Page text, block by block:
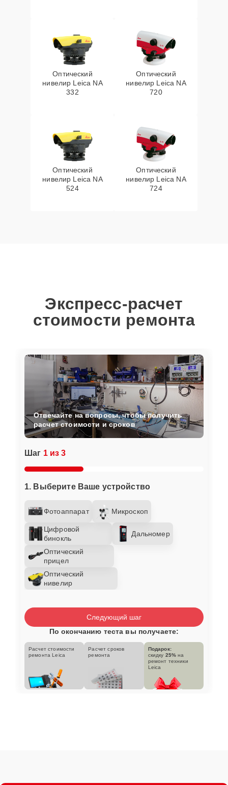
Оптический
нивелир Leica NA
332
Оптический
нивелир Leica NA
720
Оптический
нивелир Leica NA
524
Оптический
нивелир Leica NA
724
Экспресс-расчет
стоимости ремонта
Шаг 1 из 3
1. Выберите Ваше устройство
Фотоаппарат Микроскоп
Цифровой
бинокль
Дальномер
Оптический
прицел
Оптический
нивелир
Отвечайте на вопросы, чтобы получить
расчет стоимости и сроков
Следующий шаг
По окончанию теста вы получаете:
Расчет стоимости
ремонта Leica
Расчет сроков
ремонта
Подарок:
скидку 25% на
ремонт техники
Leica